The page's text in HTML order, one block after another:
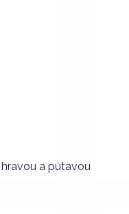
a pútavou